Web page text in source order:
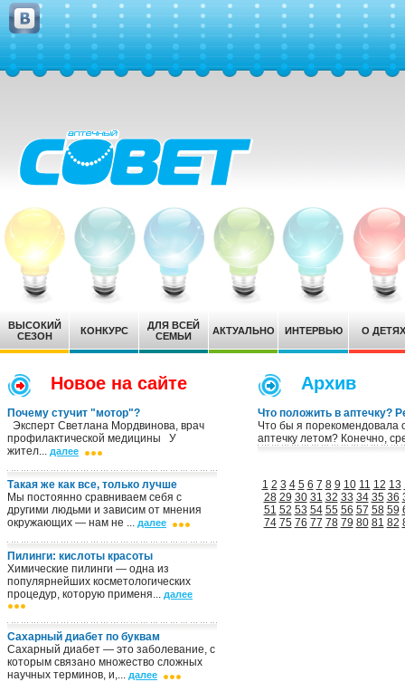
ВЫСОКИЙ
СЕЗОН
КОНКУРС
ДЛЯ ВСЕЙ
СЕМЬИ
АКТУАЛЬНО ИНТЕРВЬЮ О ДЕТЯХ
Новое на сайте
Почему стучит "мотор"?
Эксперт Светлана Мордвинова, врач
профилактической медицины У
жител... далее
Такая же как все, только лучше
Мы постоянно сравниваем себя с
другими людьми и зависим от мнения
окружающих — нам не ... далее
Пилинги: кислоты красоты
Химические пилинги — одна из
популярнейших косметологических
процедур, которую применя... далее
Сахарный диабет по буквам
Сахарный диабет — это заболевание, с
которым связано множество сложных
научных терминов, и,... далее
Архив
Что положить в аптечку?
Что бы я
аптечку летом? Конечно,
1 2 3 4 5 6 7 8 9 10 11 12 13
28 29 30 31 32 33 34 35 36
51 52 53 54 55 56 57 58 59
74 75 76 77 78 79 80 81 82